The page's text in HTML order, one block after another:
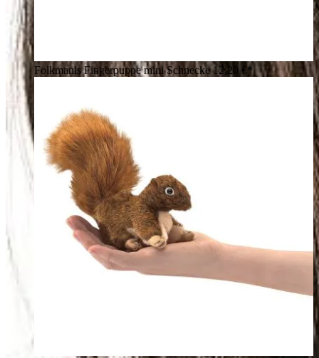
Folkmanis Fingerpuppe mini Schnecke12,20 €*